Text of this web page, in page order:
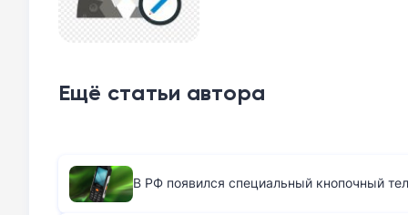
Ещё статьи автора
В РФ появился специальный кнопочный